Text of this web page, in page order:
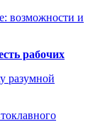
возможности и
рабочих
разумной